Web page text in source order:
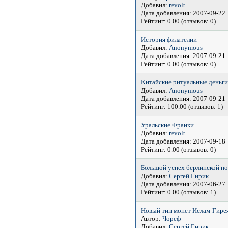
Добавил: revolt
Дата добавления: 2007-09-22
Рейтинг: 0.00 (отзывов: 0)
История филателии
Добавил: Anonymous
Дата добавления: 2007-09-21
Рейтинг: 0.00 (отзывов: 0)
Китайские ритуальные деньги
Добавил: Anonymous
Дата добавления: 2007-09-21
Рейтинг: 100.00 (отзывов: 1)
Уральские Франки
Добавил: revolt
Дата добавления: 2007-09-18
Рейтинг: 0.00 (отзывов: 0)
Большой успех берлинской
Добавил: Сергей Гирик
Дата добавления: 2007-06-27
Рейтинг: 0.00 (отзывов: 1)
Новый тип монет Ислам-
Автор: Чореф